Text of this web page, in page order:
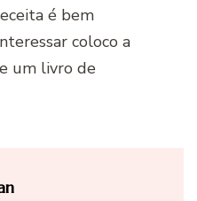
é bem
coloco a
um livro de